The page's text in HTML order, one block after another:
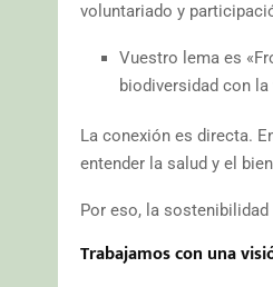
voluntariado y
Vuestro lema es
biodiversidad con
La conexión es directa.
entender la salud y el
Por eso, la
Trabajamos con una